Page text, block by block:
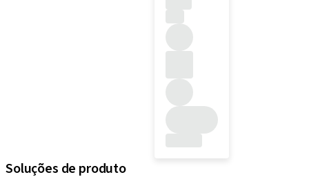
Soluções de produto